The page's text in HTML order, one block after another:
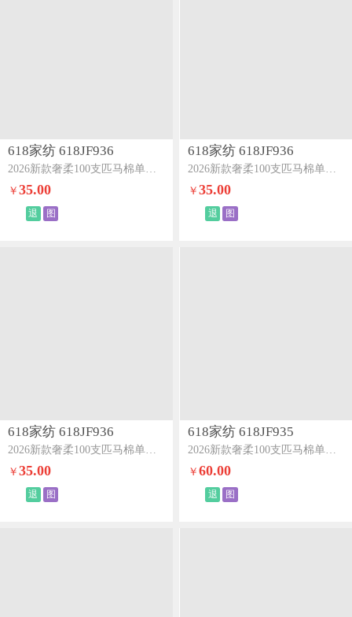
618家纺 618JF936
2026新款奢柔100支匹马棉单枕套-海岛系列海岛紫
￥35.00
退 图
618家纺 618JF936
2026新款奢柔100支匹马棉单枕套-海岛系列海岛灰
￥ 35.00
退 图
618家纺 618JF936
2026新款奢柔100支匹马棉单枕套-海岛系列海岛黄
￥35.00
退 图
618家纺 618JF935
2026新款奢柔100支匹马棉单床单-海岛系列海岛灰
￥ 60.00
退 图